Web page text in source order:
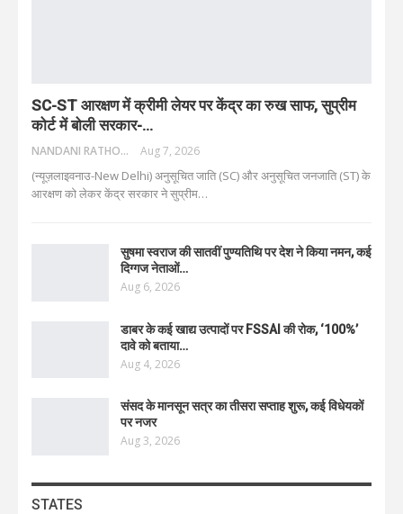
SC-ST आरक्षण में क्रीमी लेयर पर केंद्र का रुख साफ, सुप्रीम
कोर्ट में बोली सरकार-…
NANDANI RATHORE Aug 7, 2026
(न्यूज़लाइवनाउ-New Delhi) अनुसूचित जाति (SC) और अनुसूचित जनजाति (ST) के
आरक्षण को लेकर केंद्र सरकार ने सुप्रीम…
सुषमा स्वराज की सातवीं पुण्यतिथि पर देश ने किया नमन, कई
दिग्गज नेताओं…
Aug 6, 2026
डाबर के कई खाद्य उत्पादों पर FSSAI की रोक, ‘100%’
दावे को बताया…
Aug 4, 2026
संसद के मानसून सत्र का तीसरा सप्ताह शुरू, कई विधेयकों
पर नजर
Aug 3, 2026
STATES